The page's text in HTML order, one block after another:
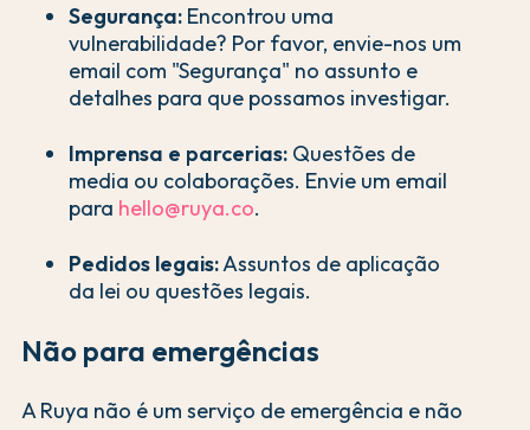
Segurança: Encontrou uma
vulnerabilidade? Por favor, envie-nos um
email com "Segurança" no assunto e
detalhes para que possamos investigar.
Imprensa e parcerias: Questões de
media ou colaborações. Envie um email
para hello@ruya.co.
Pedidos legais:Assuntos de aplicação
da lei ou questões legais.
Não para emergências
A Ruya não é um serviço de emergência e não